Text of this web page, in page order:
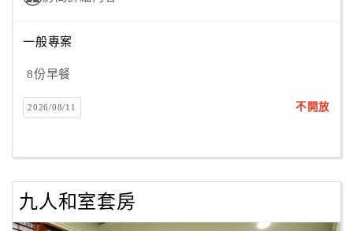
一般專案
8份早餐
2026/08/11 不開放
九人和室套房